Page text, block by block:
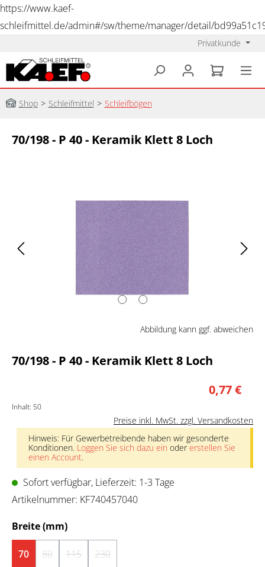
https://www.kaef-
schleifmittel.de/admin#/sw/theme/manager/detail/
Privatkunde
Shop > Schleifmittel > Schleifbögen
70/198 - P 40 - Keramik Klett 8 Loch
Abbildung kann ggf. abweichen
70/198 - P 40 - Keramik Klett 8 Loch
0,77 €
Inhalt: 50
Preise inkl. MwSt. zzgl. Versandkosten
Hinweis: Für Gewerbetreibende haben wir gesonderte
Konditionen. Loggen Sie sich dazu ein odererstellen Sie
einen Account.
Sofort verfügbar, Lieferzeit: 1-3 Tage
Artikelnummer: KF740457040
Breite (mm)auswählen
70 80(Diese Option ist zurzeit nicht verfügbar.)
115(Diese Option ist zurzeit nicht verfügbar.)
230(Diese Option ist zurzeit nicht verfügbar.)